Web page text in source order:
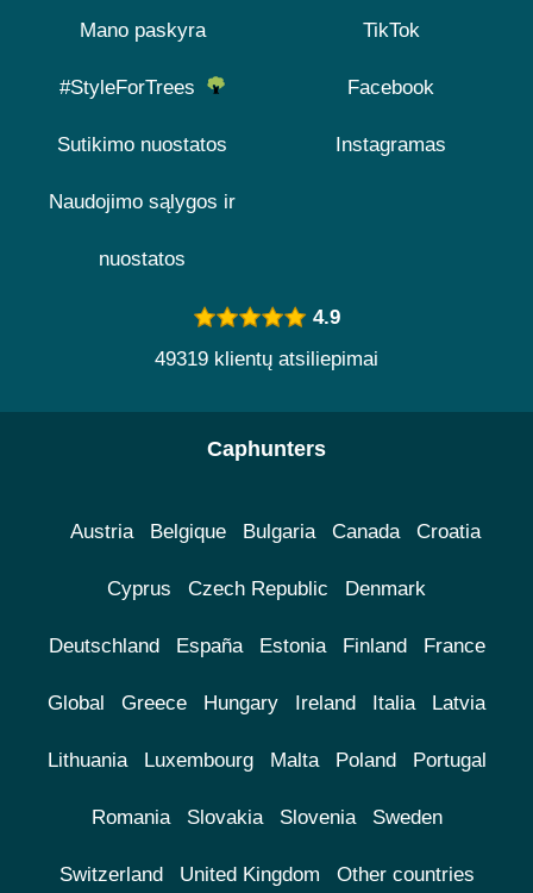
Mano paskyra
#StyleForTrees
Sutikimo nuostatos
Naudojimo sąlygos ir
nuostatos
TikTok
Facebook
Instagramas
4.9
49319 klientų atsiliepimai
Caphunters
Austria Belgique Bulgaria Canada Croatia
Cyprus Czech Republic Denmark
Deutschland España Estonia Finland France
Global Greece Hungary Ireland Italia Latvia
Lithuania Luxembourg Malta Poland Portugal
Romania Slovakia Slovenia Sweden
Switzerland United Kingdom Other countries